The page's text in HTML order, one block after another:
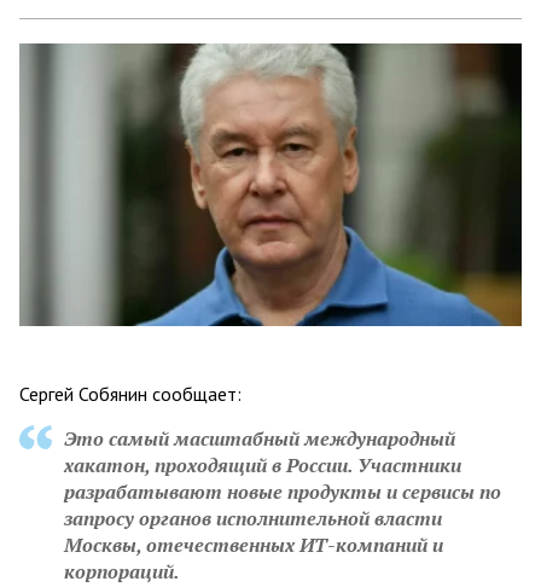
Сергей Собянин сообщает:
Это самый масштабный международный
хакатон, проходящий в России. Участники
разрабатывают новые продукты и сервисы по
запросу органов исполнительной власти
Москвы, отечественных ИТ-компаний и
корпораций.